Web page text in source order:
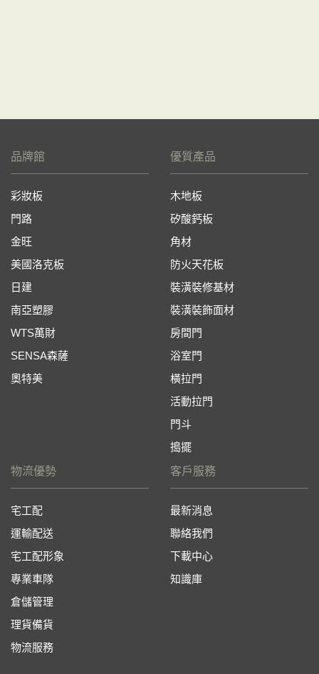
品牌館
彩妝板
門路
金旺
美國洛克板
日建
南亞塑膠
WTS萬財
SENSA森薩
奧特美
優質產品
木地板
矽酸鈣板
角材
防火天花板
裝潢裝修基材
裝潢裝飾面材
房間門
浴室門
橫拉門
活動拉門
門斗
搗擺
物流優勢
宅工配
運輸配送
宅工配形象
專業車隊
倉儲管理
理貨備貨
物流服務
客戶服務
最新消息
聯絡我們
下載中心
知識庫